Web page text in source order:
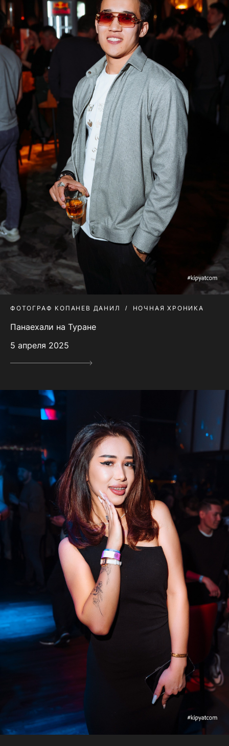
ФОТОГРАФ КОПАНЕВ ДАНИЛ НОЧНАЯ ХРОНИКА
Панаехали на Туране
5 апреля 2025